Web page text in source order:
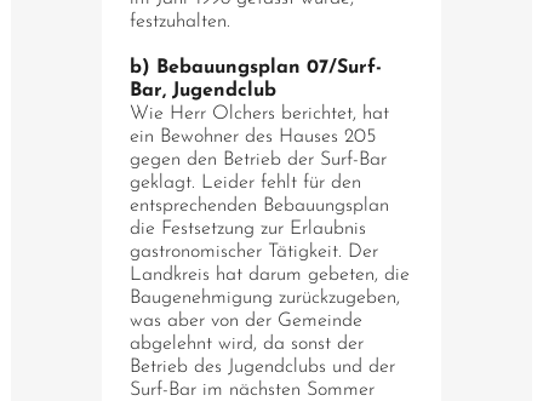
festzuhalten.
b) Bebauungsplan 07/Surf-
Bar, Jugendclub
Wie Herr Olchers berichtet, hat
ein Bewohner des Hauses 205
gegen den Betrieb der Surf-Bar
geklagt. Leider fehlt für den
entsprechenden Bebauungsplan
die Festsetzung zur Erlaubnis
gastronomischer Tätigkeit. Der
Landkreis hat darum gebeten, die
Baugenehmigung zurückzugeben,
was aber von der Gemeinde
abgelehnt wird, da sonst der
Betrieb des Jugendclubs und der
Surf-Bar im nächsten Sommer